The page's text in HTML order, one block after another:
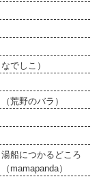
でしこ）
荒野のバラ）
船につかるどころ
mamapanda）